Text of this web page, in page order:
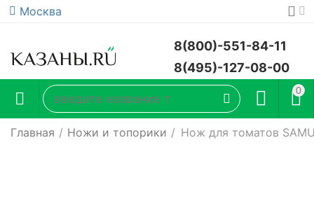
Москва
8(800)-551-84-11
8(495)-127-08-00
0
Главная / Ножи и топорики / Нож для томатов